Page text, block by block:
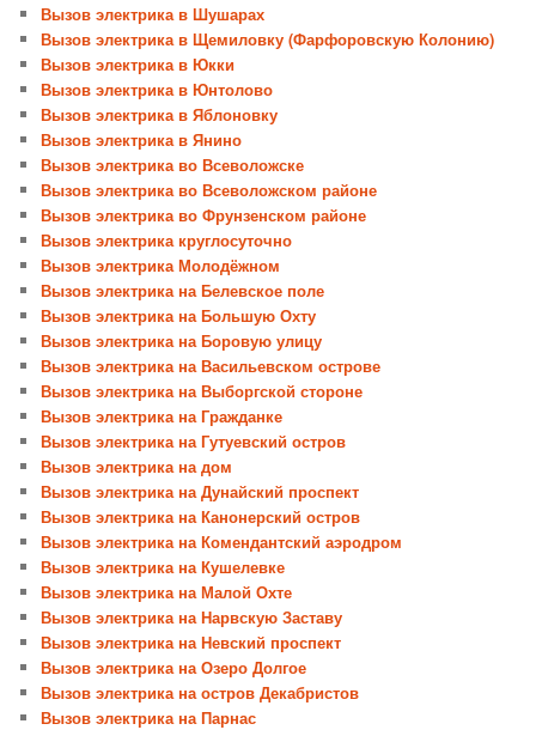
Вызов электрика в Шушарах
Вызов электрика в Щемиловку (Фарфоровскую Колонию)
Вызов электрика в Юкки
Вызов электрика в Юнтолово
Вызов электрика в Яблоновку
Вызов электрика в Янино
Вызов электрика во Всеволожске
Вызов электрика во Всеволожском районе
Вызов электрика во Фрунзенском районе
Вызов электрика круглосуточно
Вызов электрика Молодёжном
Вызов электрика на Белевское поле
Вызов электрика на Большую Охту
Вызов электрика на Боровую улицу
Вызов электрика на Васильевском острове
Вызов электрика на Выборгской стороне
Вызов электрика на Гражданке
Вызов электрика на Гутуевский остров
Вызов электрика на дом
Вызов электрика на Дунайский проспект
Вызов электрика на Канонерский остров
Вызов электрика на Комендантский аэродром
Вызов электрика на Кушелевке
Вызов электрика на Малой Охте
Вызов электрика на Нарвскую Заставу
Вызов электрика на Невский проспект
Вызов электрика на Озеро Долгое
Вызов электрика на остров Декабристов
Вызов электрика на Парнас